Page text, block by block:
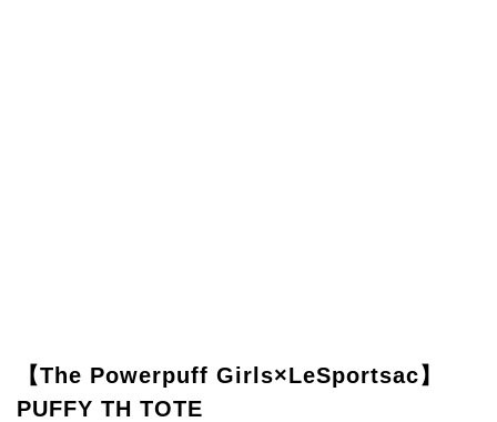
【The Powerpuff Girls×LeSportsac】
PUFFY TH TOTE